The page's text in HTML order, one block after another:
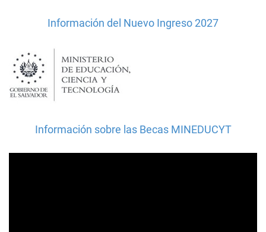
Información del Nuevo Ingreso 2027
Información sobre las Becas MINEDUCYT